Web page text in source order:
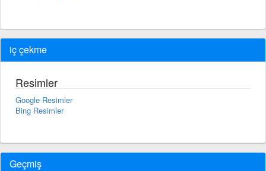
iç çekme
Resimler
Google Resimler
Bing Resimler
Geçmiş